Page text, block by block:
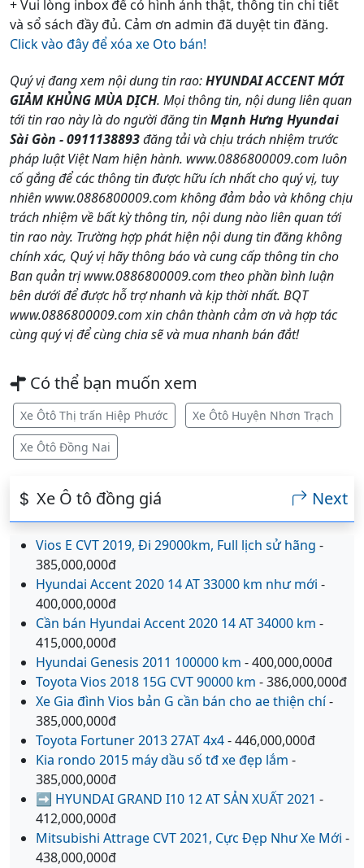
+ Vui lòng inbox để có hình ảnh thật, thông tin chi tiết
và sổ sách đầy đủ. Cảm ơn admin đã duyệt tin đăng.
Click vào đây để xóa xe Oto bán!
Quý vị đang xem nội dung tin rao:HYUNDAI ACCENT MỚI
GIẢM KHỦNG MÙA DỊCH. Mọi thông tin, nội dung liên quan
tới tin rao này là do người đăng tinMạnh Hưng Hyundai
Sài Gòn - 0911138893đăng tải và chịu trách nhiệm trước
pháp luật Việt Nam hiện hành. www.0886800009.com luôn
cố gắng để các thông tin được hữu ích nhất cho quý vị, tuy
nhiên www.0886800009.com không đảm bảo và không chịu
trách nhiệm về bất kỳ thông tin, nội dung nào liên quan tới
tin rao này. Trường hợp phát hiện nội dung tin đăng không
chính xác, Quý vị hãy thông báo và cung cấp thông tin cho
Ban quản trị www.0886800009.com theo phần bình luận
bên dưới để được hỗ trợ nhanh và kịp thời nhất. BQT
www.0886800009.com xin chân thành cảm ơn và hợp tác
cùng quý vị để cùng chia sẽ và mua nhanh bán đắt!
Có thể bạn muốn xem
Xe Ôtô Thị trấn Hiệp Phước Xe Ôtô Huyện Nhơn Trạch
Xe Ôtô Đồng Nai
Xe Ô tô đồng giá Next
Vios E CVT 2019, Đi 29000km, Full lịch sử hãng -
385,000,000đ
Hyundai Accent 2020 14 AT 33000 km như mới -
400,000,000đ
Cần bán Hyundai Accent 2020 14 AT 34000 km -
415,000,000đ
Hyundai Genesis 2011 100000 km - 400,000,000đ
Toyota Vios 2018 15G CVT 90000 km - 386,000,000đ
Xe Gia đình Vios bản G cần bán cho ae thiện chí-
385,000,000đ
Toyota Fortuner 2013 27AT 4x4- 446,000,000đ
Kia rondo 2015 máy dầu số tđ xe đẹp lắm -
385,000,000đ
➡️ HYUNDAI GRAND I10 12 AT SẢN XUẤT 2021 -
412,000,000đ
Mitsubishi Attrage CVT 2021, Cực Đẹp Như Xe Mới -
438,000,000đ